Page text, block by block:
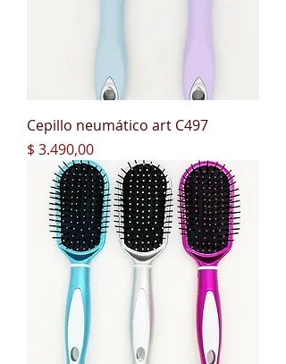
Cepillo neumático art C497
Precio
$ 3.490,00